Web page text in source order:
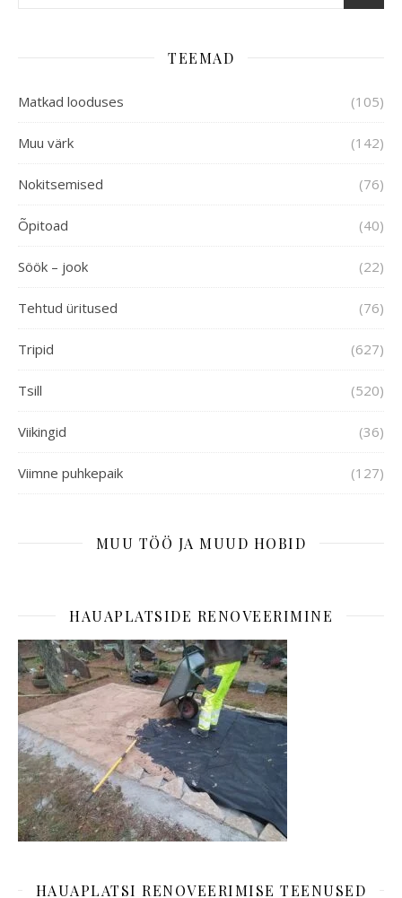
TEEMAD
Matkad looduses (105)
Muu värk (142)
Nokitsemised (76)
Õpitoad (40)
Söök – jook (22)
Tehtud üritused (76)
Tripid (627)
Tsill (520)
Viikingid (36)
Viimne puhkepaik (127)
MUU TÖÖ JA MUUD HOBID
HAUAPLATSIDE RENOVEERIMINE
HAUAPLATSI RENOVEERIMISE TEENUSED